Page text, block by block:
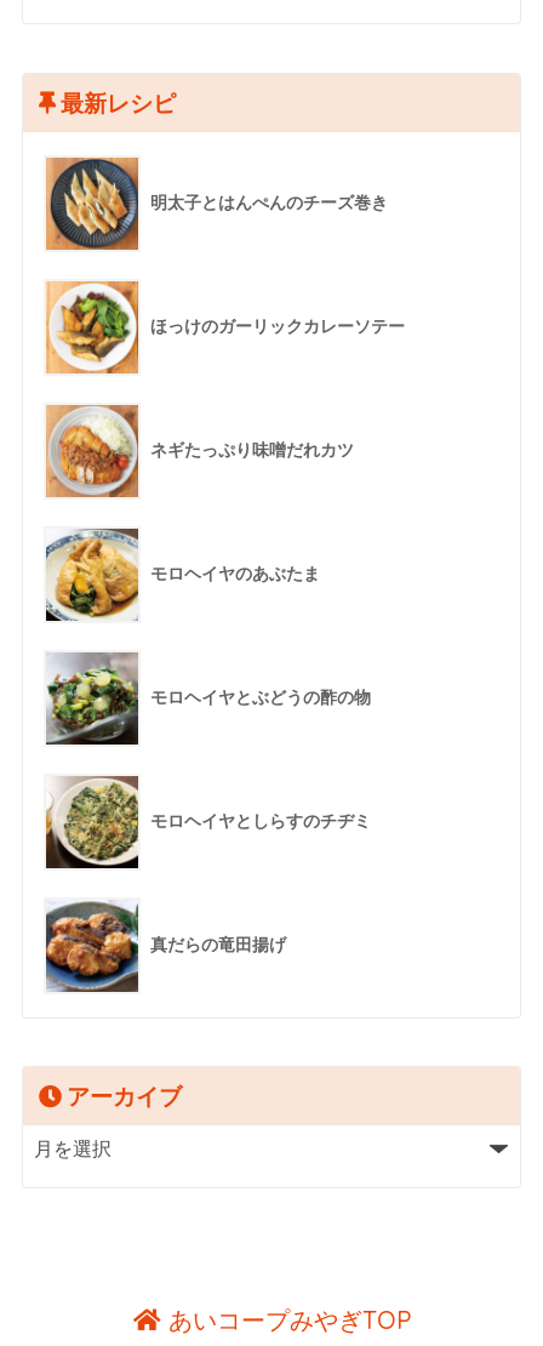
最新レシピ
明太子とはんぺんのチーズ巻き
ほっけのガーリックカレーソテー
ネギたっぷり味噌だれカツ
モロヘイヤのあぶたま
モロヘイヤとぶどうの酢の物
モロヘイヤとしらすのチヂミ
真だらの竜田揚げ
アーカイブ
あいコープみやぎTOP